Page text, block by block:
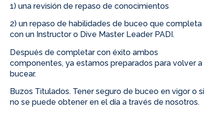
1) una revisión de repaso de conocimientos
2) un repaso de habilidades de buceo que completa
con un Instructor o Dive Master Leader PADI.
Después de completar con éxito ambos
componentes, ya estamos preparados para volver a
bucear.
Buzos Titulados. Tener seguro de buceo en vigor o si
no se puede obtener en el día a través de nosotros.